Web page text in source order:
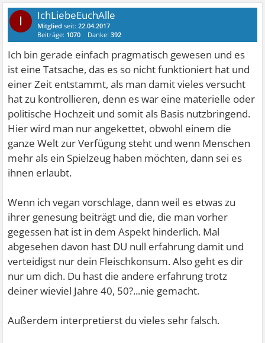
I IchLiebeEuchAlle
Mitglied seit:22.04.2017
Beiträge: 1070 Danke:392
Ich bin gerade einfach pragmatisch gewesen und es
ist eine Tatsache, das es so nicht funktioniert hat und
einer Zeit entstammt, als man damit vieles versucht
hat zu kontrollieren, denn es war eine materielle oder
politische Hochzeit und somit als Basis nutzbringend.
Hier wird man nur angekettet, obwohl einem die
ganze Welt zur Verfügung steht und wenn Menschen
mehr als ein Spielzeug haben möchten, dann sei es
ihnen erlaubt.
Wenn ich vegan vorschlage, dann weil es etwas zu
ihrer genesung beiträgt und die, die man vorher
gegessen hat ist in dem Aspekt hinderlich. Mal
abgesehen davon hast DU null erfahrung damit und
verteidigst nur dein Fleischkonsum. Also geht es dir
nur um dich. Du hast die andere erfahrung trotz
deiner wieviel Jahre 40, 50?...nie gemacht.
Außerdem interpretierst du vieles sehr falsch.